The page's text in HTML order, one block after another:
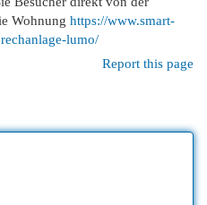
Wohnung https://www.smart-
lumo/
Report this page